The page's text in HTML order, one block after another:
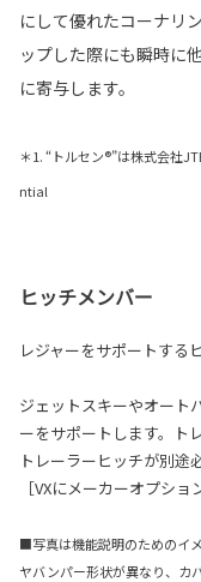
にして優れたコーナリ
ップした際にも瞬時に
に寄与します。
＊1. “トルセン®”は株式会社
ntial
ヒッチメンバー
レジャーをサポートする
ジェットスキーやオート
ーをサポートします。ト
トレーラーヒッチが別途
［VXにメーカーオプショ
■写真は機能説明のためのイ
ヤバンパー形状が異なり、カ